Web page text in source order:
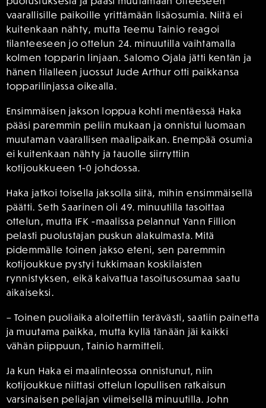
vaarallisille paikoille yrittämään lisäosumia. Niitä ei
kuitenkaan nähty, mutta Teemu Tainio reagoi
tilanteeseen jo ottelun 24. minuutilla vaihtamalla
kolmen topparin linjaan. Salomo Ojala jätti kentän ja
hänen tilalleen juossut Jude Arthur otti paikkansa
topparilinjassa oikealla.
Ensimmäisen jakson loppua kohti mentäessä Haka
pääsi paremmin peliin mukaan ja onnistui luomaan
muutaman vaarallisen maalipaikan. Enempää osumia
ei kuitenkaan nähty ja tauolle siirryttiin
kotijoukkueen 1-0 johdossa.
Haka jatkoi toisella jaksolla siitä, mihin ensimmäisellä
päätti. Seth Saarinen oli 49. minuutilla tasoittaa
ottelun, mutta IFK -maalissa pelannut Yann Fillion
pelasti puolustajan puskun alakulmasta. Mitä
pidemmälle toinen jakso eteni, sen paremmin
kotijoukkue pystyi tukkimaan koskilaisten
rynnistyksen, eikä kaivattua tasoitusosumaa saatu
aikaiseksi.
– Toinen puoliaika aloitettiin terävästi, saatiin painetta
ja muutama paikka, mutta kyllä tänään jäi kaikki
vähän piippuun, Tainio harmitteli.
Ja kun Haka ei maalinteossa onnistunut, niin
kotijoukkue niittasi ottelun lopullisen ratkaisun
varsinaisen peliajan viimeisellä minuutilla. John